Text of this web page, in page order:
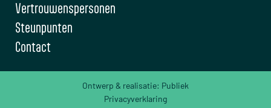
Vertrouwenspersonen
Steunpunten
Contact
Ontwerp & realisatie: Publiek
Privacyverklaring